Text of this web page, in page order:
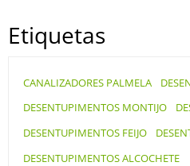
Etiquetas
CANALIZADORES PALMELA
DESENTUPIMENTOS MONTIJO
DESENTUPIMENTOS FEIJO
DESENTUPIMENTOS ALCOCHETE